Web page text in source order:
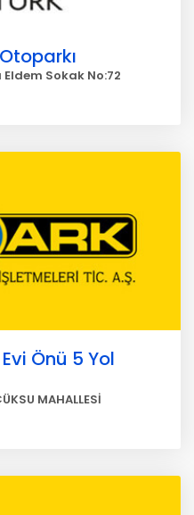
Sokak No:72
Önü 5 Yol
MAHALLESİ